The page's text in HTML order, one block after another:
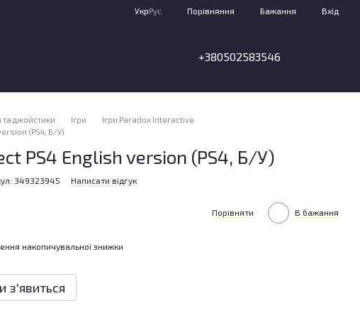
УкрРус Порівняння Бажання Вхід
+380502583546
та джойстики Ігри
Ігри Paradox Interactive
(PS4, Б/У)
PS4 English version (PS4, Б/У)
349323945 Написати відгук
Порівняти В бажання
накопичувальної знижки
з'явиться